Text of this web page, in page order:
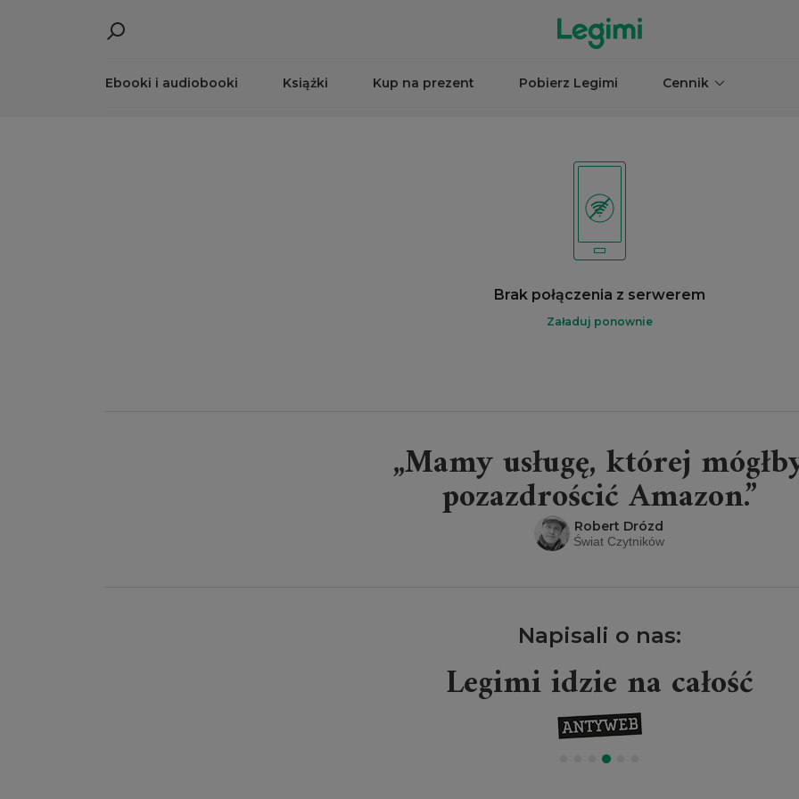
Ebooki i audiobooki Książki Kup na prezent Pobierz Legimi Cennik
Brak połączenia z serwerem
Załaduj ponownie
„Mamy usługę, której
pozazdrościć Amazon.”
Robert Drózd
Świat Czytników
Napisali o nas:
Legimi idzie na całość